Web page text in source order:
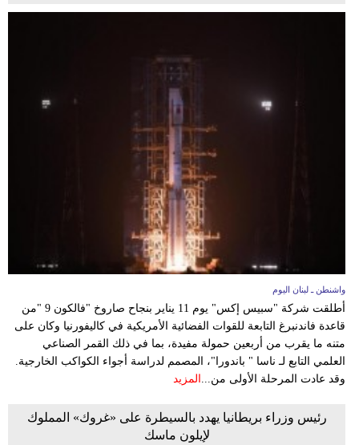
واشنطن ـ لبنان اليوم
أطلقت شركة "سبيس إكس" يوم 11 يناير بنجاح صاروخ "فالكون 9 "من
قاعدة فاندنبرغ التابعة للقوات الفضائية الأمريكية في كاليفورنيا وكان على
متنه ما يقرب من أربعين حمولة مفيدة، بما في ذلك القمر الصناعي
العلمي التابع لـ ناسا " باندورا"، المصمم لدراسة أجواء الكواكب الخارجية.
وقد عادت المرحلة الأولى من... المزيد
رئيس وزراء بريطانيا يهدد بالسيطرة على «غروك» المملوك
لإيلون ماسك